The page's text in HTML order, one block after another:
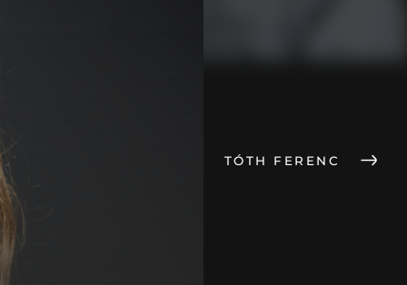
TÓTH FERENC